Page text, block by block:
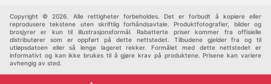
Copyright © 2026. Alle rettigheter forbeholdes. Det er forbudt å kopiere eller
reprodusere tekstene uten skriftlig forhåndsavtale. Produktfotografier, bilder og
brosjyrer er kun til illustrasjonsformål. Rabatterte priser kommer fra offisielle
distributører som er oppført på dette nettstedet. Tilbudene gjelder fra og til
utløpsdatoen eller så lenge lageret rekker. Formålet med dette nettstedet er
informativt og kan ikke brukes til å gjøre krav på produktene. Prisene kan variere
avhengig av sted.